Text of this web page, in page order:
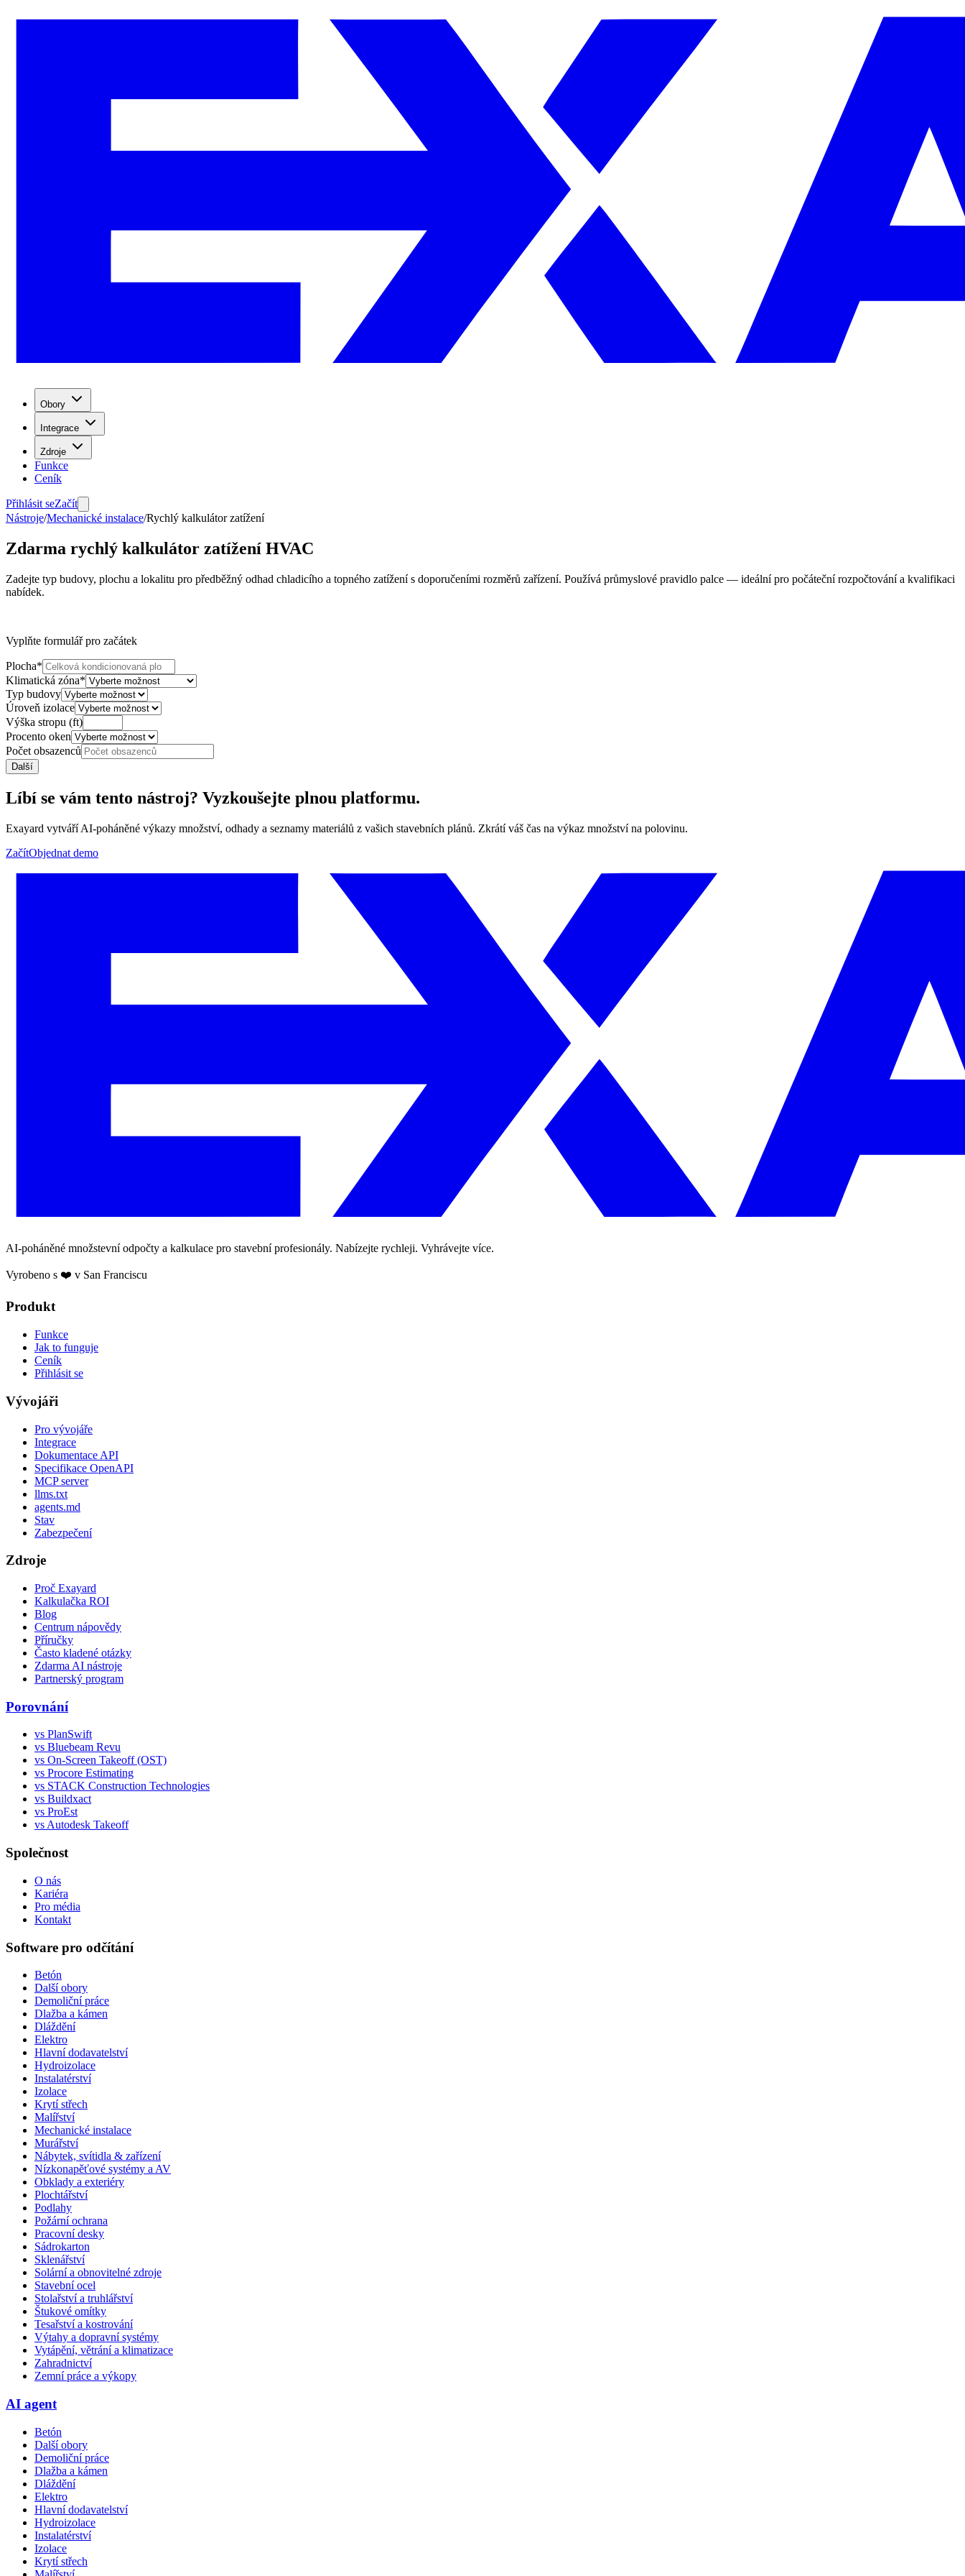
Obory
Integrace
Zdroje
Funkce
Ceník
Přihlásit seZačít
Nástroje/Mechanické instalace/Rychlý kalkulátor zatížení
Zdarma rychlý kalkulátor zatížení HVAC
Zadejte typ budovy, plochu a lokalitu pro předběžný odhad chladicího a topného zatížení s doporučeními rozměrů zařízení. Používá průmyslové pravidlo palce — ideální pro počáteční rozpočtování a kvalifikaci
nabídek.
Vyplňte formulář pro začátek
Plocha*
Klimatická zóna*
Typ budovy
Úroveň izolace
Výška stropu (ft)
Procento oken
Počet obsazenců
Další
Líbí se vám tento nástroj? Vyzkoušejte plnou platformu.
Exayard vytváří AI-poháněné výkazy množství, odhady a seznamy materiálů z vašich stavebních plánů. Zkrátí váš čas na výkaz množství na polovinu.
ZačítObjednat demo
AI-poháněné množstevní odpočty a kalkulace pro stavební profesionály. Nabízejte rychleji. Vyhrávejte více.
Vyrobeno s ❤️ v San Franciscu
Produkt
Funkce
Jak to funguje
Ceník
Přihlásit se
Vývojáři
Pro vývojáře
Integrace
Dokumentace API
Specifikace OpenAPI
MCP server
llms.txt
agents.md
Stav
Zabezpečení
Zdroje
Proč Exayard
Kalkulačka ROI
Blog
Centrum nápovědy
Příručky
Často kladené otázky
Zdarma AI nástroje
Partnerský program
Porovnání
vs PlanSwift
vs Bluebeam Revu
vs On-Screen Takeoff (OST)
vs Procore Estimating
vs STACK Construction Technologies
vs Buildxact
vs ProEst
vs Autodesk Takeoff
Společnost
O nás
Kariéra
Pro média
Kontakt
Software pro odčítání
Betón
Další obory
Demoliční práce
Dlažba a kámen
Dláždění
Elektro
Hlavní dodavatelství
Hydroizolace
Instalatérství
Izolace
Krytí střech
Malířství
Mechanické instalace
Murářství
Nábytek, svítidla & zařízení
Nízkonapěťové systémy a AV
Obklady a exteriéry
Plochtářství
Podlahy
Požární ochrana
Pracovní desky
Sádrokarton
Sklenářství
Solární a obnovitelné zdroje
Stavební ocel
Stolařství a truhlářství
Štukové omítky
Tesařství a kostrování
Výtahy a dopravní systémy
Vytápění, větrání a klimatizace
Zahradnictví
Zemní práce a výkopy
AI agent
Betón
Další obory
Demoliční práce
Dlažba a kámen
Dláždění
Elektro
Hlavní dodavatelství
Hydroizolace
Instalatérství
Izolace
Krytí střech